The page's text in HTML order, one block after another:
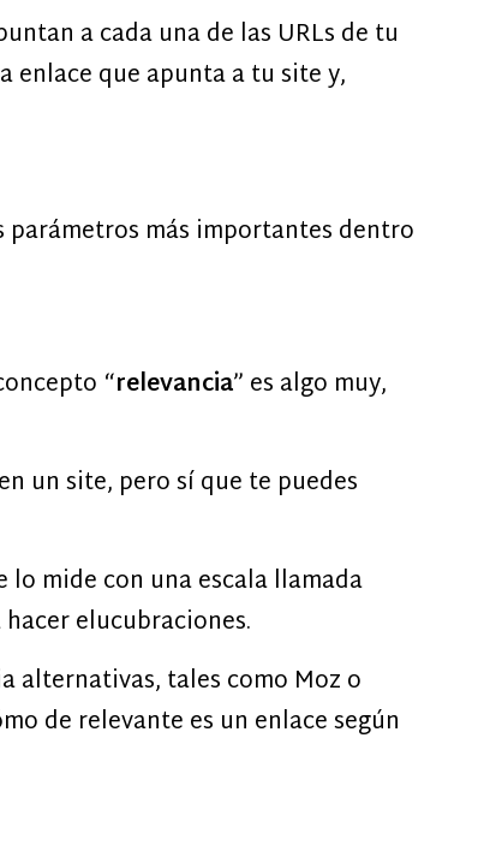
a cada una de las URLs de tu
enlace que apunta a tu site y,
parámetros más importantes dentro
“relevancia” es algo muy,
un site, pero sí que te puedes
mide con una escala llamada
elucubraciones.
alternativas, tales como Moz o
de relevante es un enlace según